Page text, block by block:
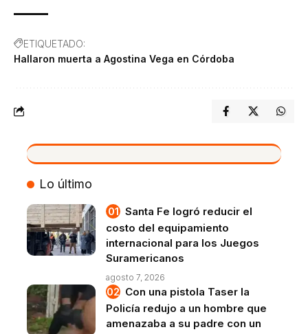
ETIQUETADO:
Hallaron muerta a Agostina Vega en Córdoba
VIVO
Lo último
Santa Fe logró reducir el
costo del equipamiento
internacional para los Juegos
Suramericanos
agosto 7, 2026
Con una pistola Taser la
Policía redujo a un hombre que
amenazaba a su padre con un